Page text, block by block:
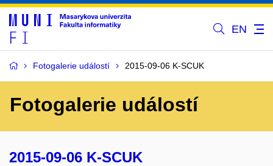
EN
Fotogalerie událostí 2015-09-06 K-SCUK
Fotogalerie událostí
2015-09-06 K-SCUK